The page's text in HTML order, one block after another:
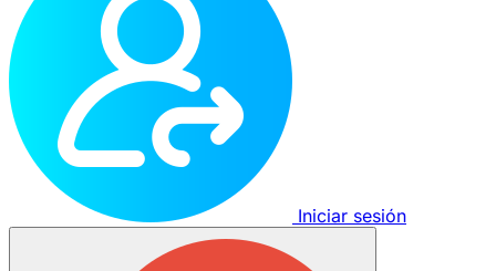
Iniciar sesión